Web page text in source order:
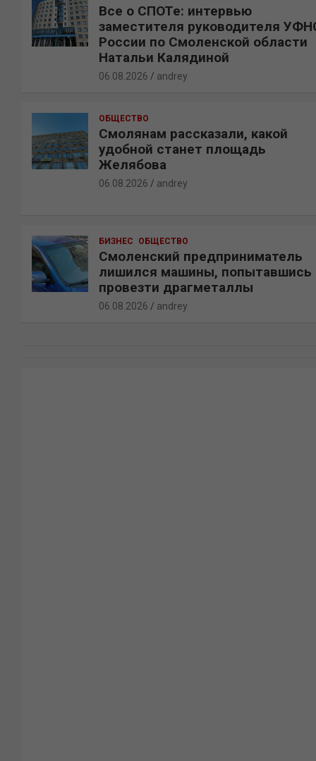
Все о СПОТе: интервью
заместителя руководителя
России по Смоленской области
Натальи Калядиной
06.08.2026 andrey
ОБЩЕСТВО
Смолянам рассказали, какой
удобной станет площадь
Желябова
06.08.2026 andrey
БИЗНЕС ОБЩЕСТВО
Смоленский предприниматель
лишился машины, попытавшись
провезти драгметаллы
06.08.2026 andrey